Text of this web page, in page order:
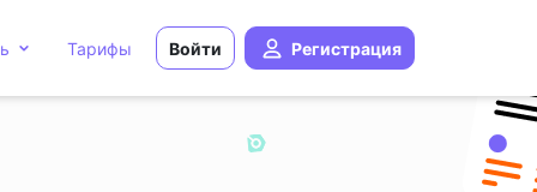
Тарифы Войти Регистрация